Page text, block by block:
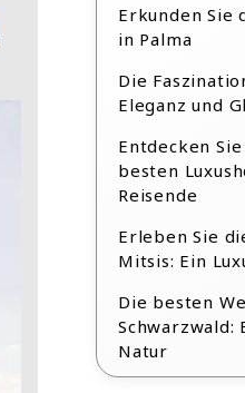
Erkunden Sie
in Palma
Die
Eleganz und
Entdecken
besten
Reisende
Erleben Sie
Mitsis: Ein
Die besten
Schwarzwald:
Natur